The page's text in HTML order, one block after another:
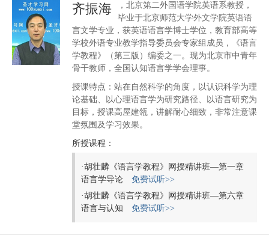
齐振海
，北京第二外国语学院英语系教授，
毕业于北京师范大学外文学院英语语
言文学专业，获英语语言学博士学位，教育部高等
学校外语专业教学指导委员会专家组成员，《语言
学教程》（第三版）编委之一。现为北京市中青年
骨干教师，全国认知语言学学会理事。
授课特点：站在自然科学的角度，以认识科学为理
论基础、以心理语言学为研究路径、以语言研究为
目标，授课高屋建瓴，讲解耐心细致，非常注意课
堂氛围及学习效果。
所授课程：
·胡壮麟《语言学教程》网授精讲班—第一章
语言学导论 免费试听>>
·胡壮麟《语言学教程》网授精讲班—第六章
语言与认知 免费试听>>